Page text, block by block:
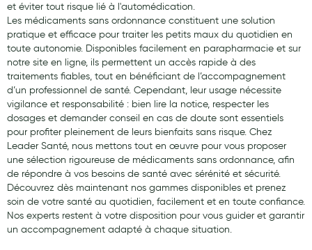
et éviter tout risque lié à l'automédication.
Les médicaments sans ordonnance constituent une solution
pratique et efficace pour traiter les petits maux du quotidien en
toute autonomie. Disponibles facilement en parapharmacie et sur
notre site en ligne, ils permettent un accès rapide à des
traitements fiables, tout en bénéficiant de l’accompagnement
d’un professionnel de santé. Cependant, leur usage nécessite
vigilance et responsabilité : bien lire la notice, respecter les
dosages et demander conseil en cas de doute sont essentiels
pour profiter pleinement de leurs bienfaits sans risque. Chez
Leader Santé, nous mettons tout en œuvre pour vous proposer
une sélection rigoureuse de médicaments sans ordonnance, afin
de répondre à vos besoins de santé avec sérénité et sécurité.
Découvrez dès maintenant nos gammes disponibles et prenez
soin de votre santé au quotidien, facilement et en toute confiance.
Nos experts restent à votre disposition pour vous guider et garantir
un accompagnement adapté à chaque situation.